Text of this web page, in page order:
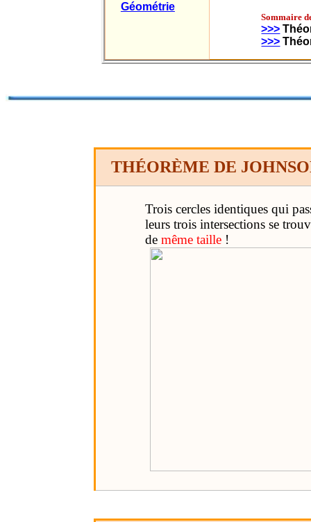
Géométrie
Sommaire
>>>
>>>
THÉORÈME DE
Trois cercles identiques qui
leurs trois intersections se
de même taille!